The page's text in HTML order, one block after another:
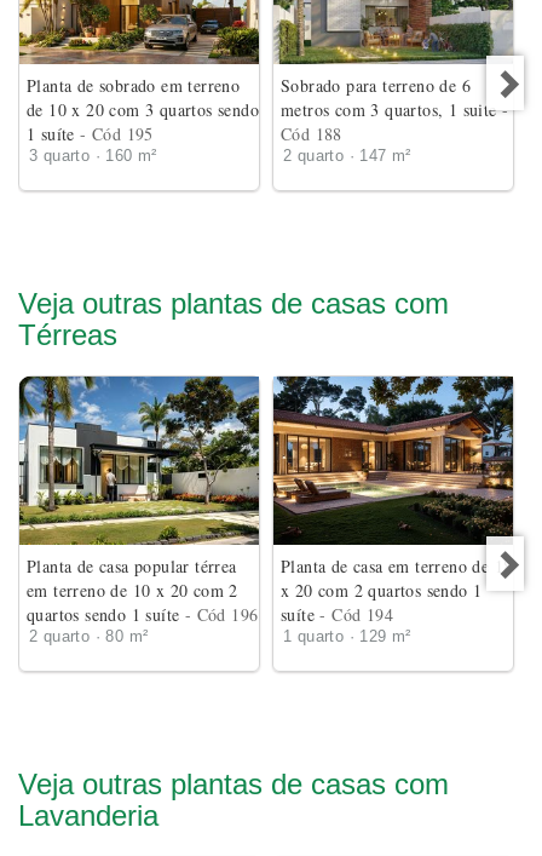
Planta de sobrado em terreno
de 10 x 20 com 3 quartos sendo
1 suíte- Cód 195
3 quarto · 160 m²
Sobrado para terreno de 6
metros com 3 quartos, 1 suite-
Cód 188
2 quarto · 147 m²
Veja outras plantas de casas com
Térreas
Planta de casa popular térrea
em terreno de 10 x 20 com 2
quartos sendo 1 suíte - Cód 196
2 quarto · 80 m²
Planta de casa em terreno de 18
x 20 com 2 quartos sendo 1
suíte- Cód 194
1 quarto · 129 m²
Veja outras plantas de casas com
Lavanderia